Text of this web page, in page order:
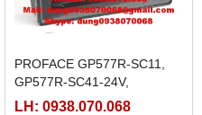
PROFACE GP577R-SC11,
GP577R-SC41-24V,
GP577R-TC11, GP577R-
LH: 0938.070.068